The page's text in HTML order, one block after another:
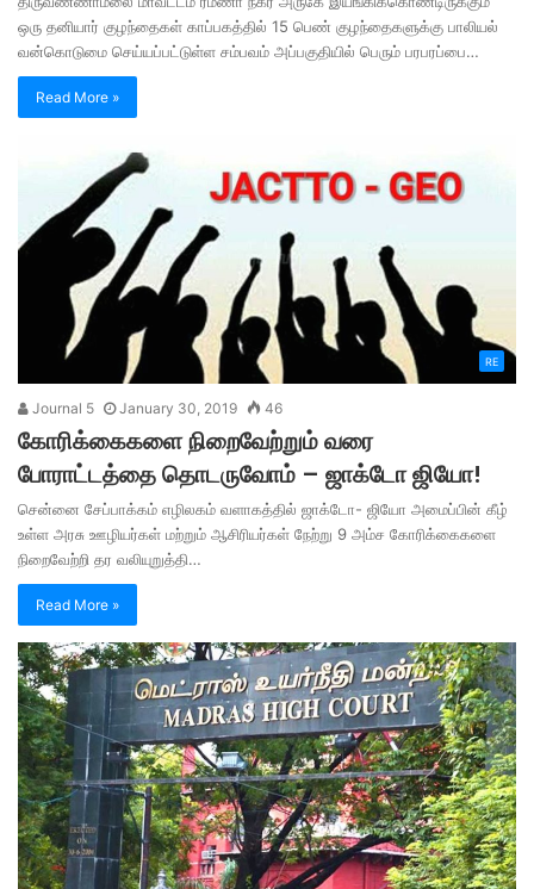
ஒரு தனியார் குழந்தைகள் காப்பகத்தில் 15 பெண் குழந்தைகளுக்கு பாலியல்
வன்கொடுமை செய்யப்பட்டுள்ள சம்பவம் அப்பகுதியில் பெரும் பரபரப்பை…
Read More »
RE
Journal 5 January 30, 2019 46
கோரிக்கைகளை நிறைவேற்றும் வரை
போராட்டத்தை தொடருவோம் – ஜாக்டோ ஜியோ!
சென்னை சேப்பாக்கம் எழிலகம் வளாகத்தில் ஜாக்டோ- ஜியோ அமைப்பின் கீழ்
உள்ள அரசு ஊழியர்கள் மற்றும் ஆசிரியர்கள் நேற்று 9 அம்ச கோரிக்கைகளை
நிறைவேற்றி தர வலியுறுத்தி…
Read More »